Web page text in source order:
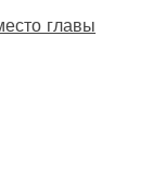
главы